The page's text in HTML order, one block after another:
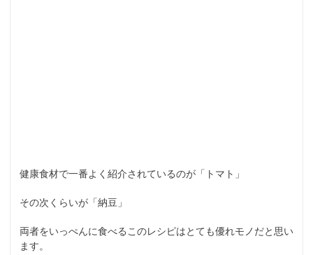
健康食材で一番よく紹介されているのが「トマト」
その次くらいが「納豆」
両者をいっぺんに食べるこのレシピはとても優れモノだと思い
ます。